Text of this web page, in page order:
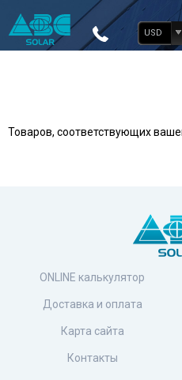
USD
Товаров, соответствующих
ONLINE калькулятор
Доставка и оплата
Карта сайта
Контакты